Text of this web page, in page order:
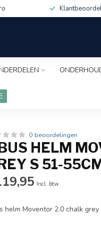
0 beoordelingen
HELM
S 51-
Incl. btw
helm Moventor 2.0 chalk